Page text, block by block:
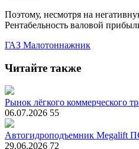
Поэтому, несмотря на
Рентабельность валовой
ГАЗ Малотоннажник
Читайте также
Рынок лёгкого коммерческого
06.07.2026 55
Автогидроподъемник Megalift
29.06.2026 72